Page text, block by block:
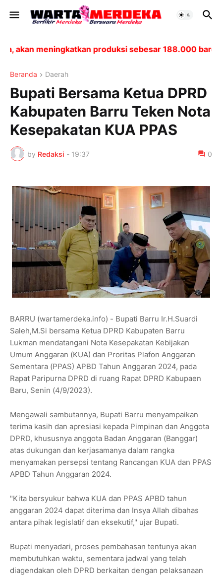
meningkatkan produksi sebesar 188.000 barel
Beranda Daerah
Bupati Bersama Ketua DPRD
Kabupaten Barru Teken Nota
Kesepakatan KUA PPAS
by Redaksi - 19:37 0
BARRU (wartamerdeka.info) - Bupati Barru Ir.H.Suardi
Saleh,M.Si bersama Ketua DPRD Kabupaten Barru
Lukman mendatangani Nota Kesepakatan Kebijakan
Umum Anggaran (KUA) dan Proritas Plafon Anggaran
Sementara (PPAS) APBD Tahun Anggaran 2024, pada
Rapat Paripurna DPRD di ruang Rapat DPRD Kabupaen
Baru, Senin (4/9/2023).
Mengawali sambutannya, Bupati Barru menyampaikan
terima kasih dan apresiasi kepada Pimpinan dan Anggota
DPRD, khususnya anggota Badan Anggaran (Banggar)
atas dukungan dan kerjasamanya dalam rangka
menyamakan persepsi tentang Rancangan KUA dan PPAS
APBD Tahun Anggaran 2024.
"Kita bersyukur bahwa KUA dan PPAS APBD tahun
anggaran 2024 dapat diterima dan Insya Allah dibahas
antara pihak legislatif dan eksekutif," ujar Bupati.
Bupati menyadari, proses pembahasan tentunya akan
membutuhkan waktu, sementara jadwal yang telah
diagendakan oleh DPRD berkaitan dengan pelaksanaan